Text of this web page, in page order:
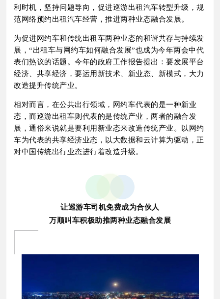
利时机，坚持问题导向，促进巡游出租汽车转型升级，规
范网络预约出租汽车经营，推进两种业态融合发展。
为促进网约车和传统出租车两种业态的和谐共存与持续发
展，“出租车与网约车如何融合发展”也成为今年两会中代
表们热议的话题。今年的政府工作报告提出：要发展平台
经济、共享经济，要运用新技术、新业态、新模式，大力
改造提升传统产业。
相对而言，在公共出行领域，网约车代表的是一种新业
态，而巡游出租车则代表的是传统产业，两者的融合发
展，通俗来说就是要利用新业态来改造传统产业。以网约
车为代表的共享经济业态，以大数据和云计算为驱动，正
对中国传统出行业态进行着改造升级。
让巡游车司机免费成为合伙人
万顺叫车积极助推两种业态融合发展